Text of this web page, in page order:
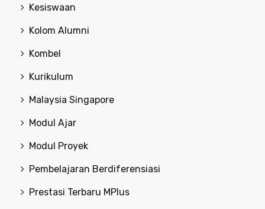
Kesiswaan
Kolom Alumni
Kombel
Kurikulum
Malaysia Singapore
Modul Ajar
Modul Proyek
Pembelajaran Berdiferensiasi
Prestasi Terbaru MPlus